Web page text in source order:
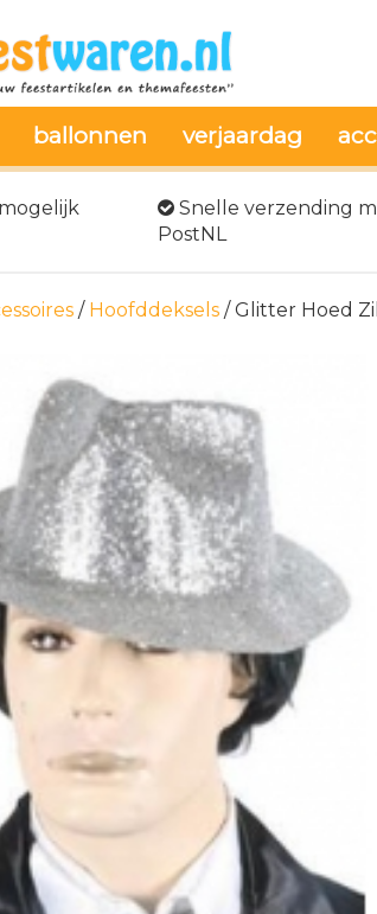
ballonnen verjaardag
Snelle verzending
PostNL
/ Hoofddeksels / Glitter Hoed